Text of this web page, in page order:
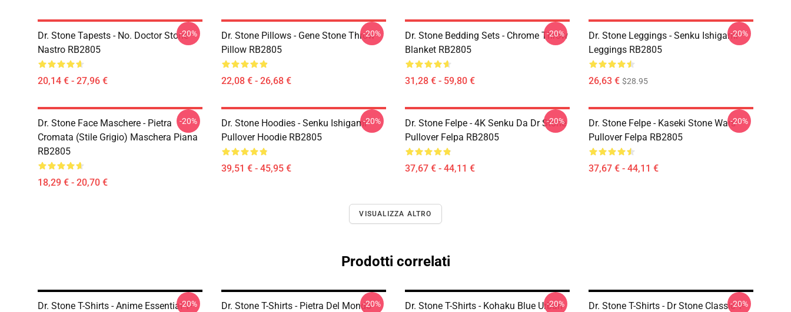
Dr. Stone Tapests - No. Doctor Stone
Nastro RB2805
20,14 € - 27,96 €
-20%
Dr. Stone Pillows - Gene Stone Throw
Pillow RB2805
22,08 € - 26,68 €
-20%
Dr. Stone Bedding Sets - Chrome Throw
Blanket RB2805
31,28 € - 59,80 €
-20%
Dr. Stone Leggings - Senku Ishigami
Leggings RB2805
26,63 € $28.95
-20%
Dr. Stone Face Maschere - Pietra
Cromata (stile Grigio) Maschera Piana
RB2805
18,29 € - 20,70 €
-20%
Dr. Stone Hoodies - Senku Ishigami
Pullover Hoodie RB2805
39,51 € - 45,95 €
-20%
Dr. Stone Felpe - 4K Senku Da Dr Stone
Pullover Felpa RB2805
37,67 € - 44,11 €
-20%
Dr. Stone Felpe - Kaseki Stone Wars
Pullover Felpa RB2805
37,67 € - 44,11 €
-20%
VISUALIZZA ALTRO
Prodotti correlati
Dr. Stone T-Shirts - Anime Essential T-
-20%
Dr. Stone T-Shirts - Pietra Del Mondo-20%
Dr. Stone T-Shirts - Kohaku Blue Urban
-20%
Dr. Stone T-Shirts - Dr Stone Classic T-
-20%